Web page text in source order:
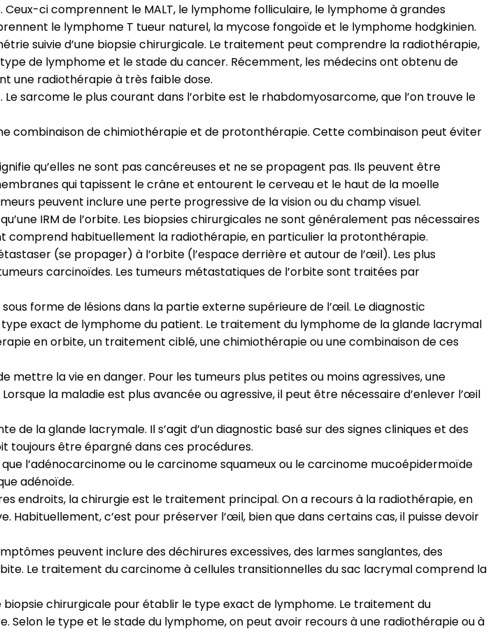
ci comprennent le MALT, le lymphome folliculaire, le lymphome à grandes
le lymphome T tueur naturel, la mycose fongoïde et le lymphome hodgkinien.
suivie d’une biopsie chirurgicale. Le traitement peut comprendre la radiothérapie,
de lymphome et le stade du cancer. Récemment, les médecins ont obtenu de
une radiothérapie à très faible dose.
sarcome le plus courant dans l’orbite est le rhabdomyosarcome, que l’on trouve le
combinaison de chimiothérapie et de protonthérapie. Cette combinaison peut éviter
qu’elles ne sont pas cancéreuses et ne se propagent pas. Ils peuvent être
qui tapissent le crâne et entourent le cerveau et le haut de la moelle
peuvent inclure une perte progressive de la vision ou du champ visuel.
IRM de l’orbite. Les biopsies chirurgicales ne sont généralement pas nécessaires
comprend habituellement la radiothérapie, en particulier la protonthérapie.
(se propager) à l’orbite (l’espace derrière et autour de l’œil). Les plus
carcinoïdes. Les tumeurs métastatiques de l’orbite sont traitées par
forme de lésions dans la partie externe supérieure de l’œil. Le diagnostic
exact de lymphome du patient. Le traitement du lymphome de la glande lacrymal
en orbite, un traitement ciblé, une chimiothérapie ou une combinaison de ces
la vie en danger. Pour les tumeurs plus petites ou moins agressives, une
la maladie est plus avancée ou agressive, il peut être nécessaire d’enlever l’œil
la glande lacrymale. Il s’agit d’un diagnostic basé sur des signes cliniques et des
toujours être épargné dans ces procédures.
l’adénocarcinome ou le carcinome squameux ou le carcinome mucoépidermoïde
adénoïde.
endroits, la chirurgie est le traitement principal. On a recours à la radiothérapie, en
c’est pour préserver l’œil, bien que dans certains cas, il puisse devoir
peuvent inclure des déchirures excessives, des larmes sanglantes, des
Le traitement du carcinome à cellules transitionnelles du sac lacrymal comprend la
chirurgicale pour établir le type exact de lymphome. Le traitement du
le type et le stade du lymphome, on peut avoir recours à une radiothérapie ou à